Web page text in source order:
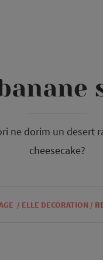
ne dorim un desert
cheesecake?
/ ELLE DECORATION /